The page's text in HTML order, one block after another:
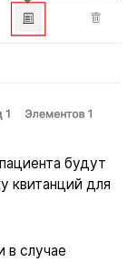
будут
квитанций для
в случае